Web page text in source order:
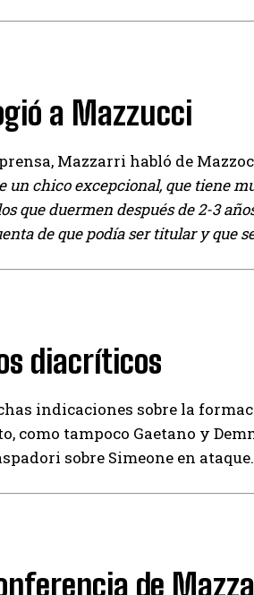
and accept thePrivacy Policy.
Emet
a Mazzucci
Mazzarri habló de
un chico excepcional, que tiene
que duermen después de 2-3
de que podía ser titular y que
diacríticos
indicaciones sobre la
como tampoco Gaetano y
sobre Simeone en ataque.
de